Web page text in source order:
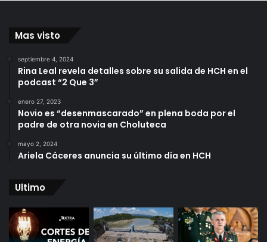
Mas visto
septiembre 4, 2024
Rina Leal revela detalles sobre su salida de HCH en el
podcast “2 Que 3”
enero 27, 2023
Novio es “desenmascarado” en plena boda por el
padre de otra novia en Choluteca
mayo 2, 2024
Ariela Cáceres anuncia su último día en HCH
Ultimo